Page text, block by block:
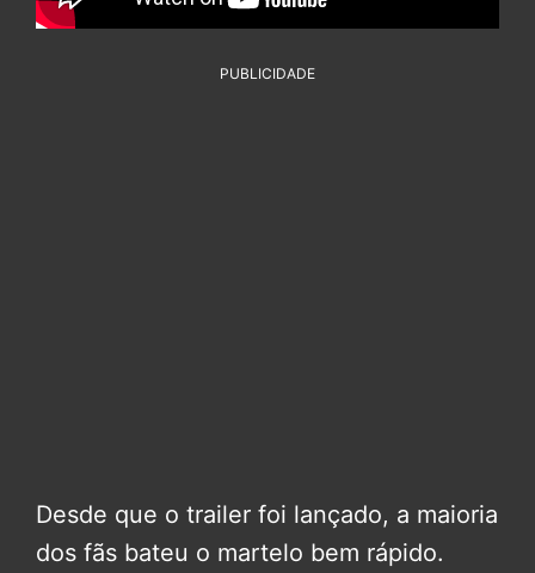
PUBLICIDADE
Desde que o trailer foi lançado, a maioria
dos fãs bateu o martelo bem rápido.